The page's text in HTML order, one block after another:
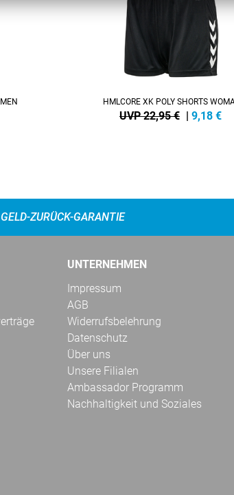
HMLCORE XK POLY SHORTS
UVP 22,95 € | 9,18 €
GELD-ZURÜCK-GARANTIE
UNTERNEHMEN
Impressum
AGB
Widerrufsbelehrung
Datenschutz
Über uns
Unsere Filialen
Ambassador Programm
Nachhaltigkeit und Soziales